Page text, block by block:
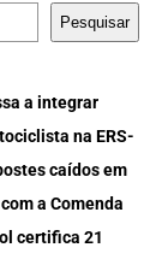
Pesquisar
a integrar
na ERS-
caídos em
a Comenda
certifica 21